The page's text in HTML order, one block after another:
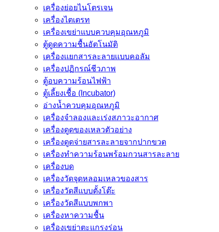
เครื่องย่อยไนโตรเจน
เครื่องไตเตรท
เครื่องเขย่าแบบควบคุมอุณหภูมิ
ตู้ดูดความชื้นอัตโนมัติ
เครื่องเเยกสารละลายเเบบคอลัม
เครื่องปฏิกรณ์ชีวภาพ
ตู้อบความร้อนไฟฟ้า
ตู้เลี้ยงเชื้อ (Incubator)
อ่างน้ำควบคุมอุณหภูมิ
เครื่องจำลองและเร่งสภาวะอากาศ
เครื่องดูดของเหลวตัวอย่าง
เครื่องดูดจ่ายสารละลายจากปากขวด
เครื่องทำความร้อนพร้อมกวนสารละลาย
เครื่องบด
เครื่องวัดจุดหลอมเหลวของสาร
เครื่องวัดสีแบบตั้งโต๊ะ
เครื่องวัดสีแบบพกพา
เครื่องหาความชื้น
เครื่องเขย่าตะแกรงร่อน